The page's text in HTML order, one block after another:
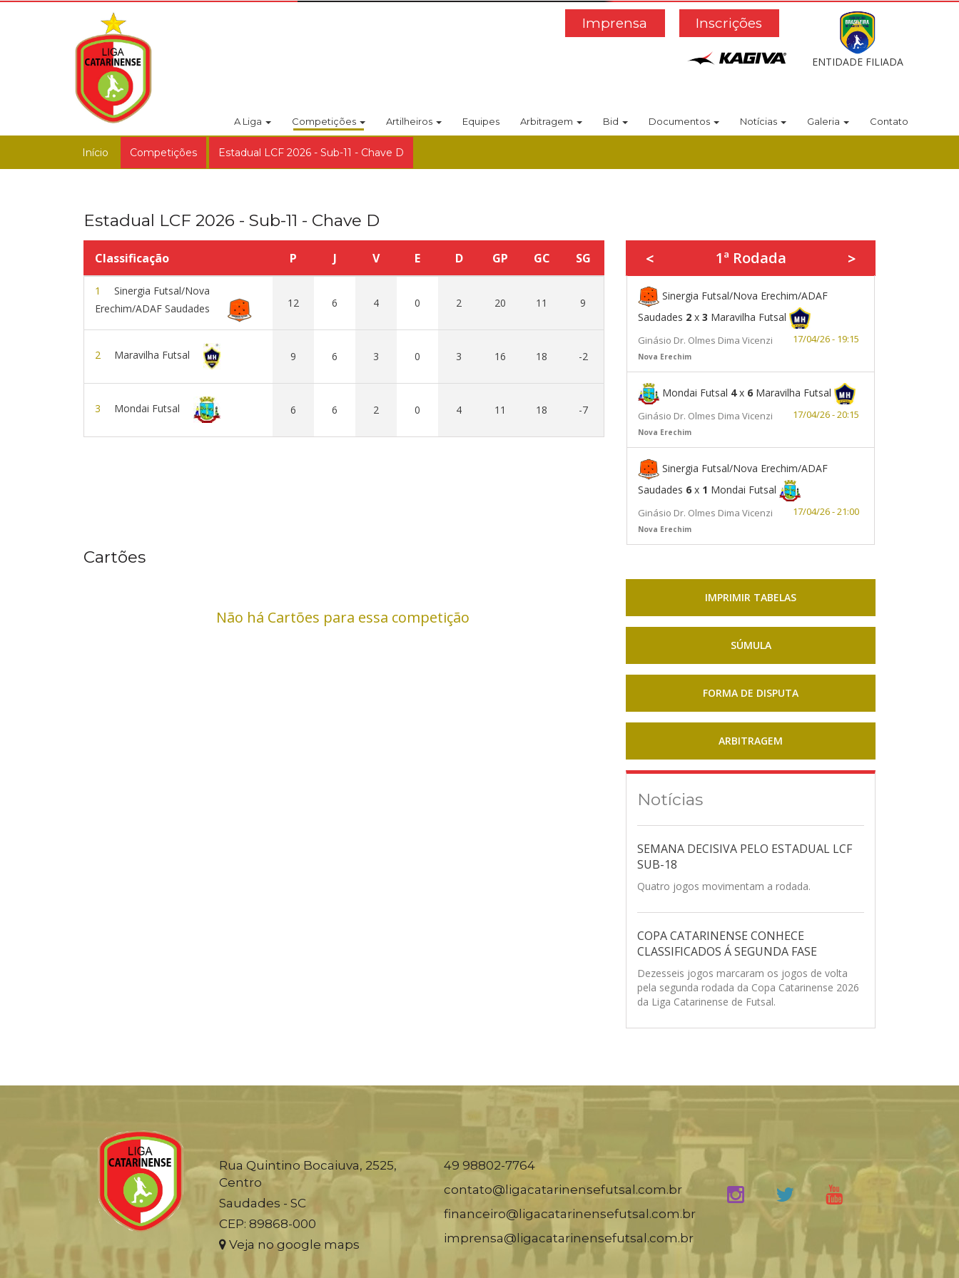
Inscrições
Imprensa
ENTIDADE FILIADA
A Liga Competições Artilheiros Equipes Arbitragem Bid Documentos Notícias Galeria Contato
Início Competições Estadual LCF 2026 - Sub-11 - Chave D
Estadual LCF 2026 - Sub-11 - Chave D
Classificação P J V E D GP GC SG
1
Sinergia Futsal/Nova
Erechim/ADAF Saudades
12 6 4 0 2 20 11 9
2 Maravilha Futsal 9 6 3 0 3 16 18 -2
3 Mondai Futsal 6 6 2 0 4 11 18 -7
< 1ª Rodada >
Sinergia Futsal/Nova Erechim/ADAF
Saudades 2 x 3 Maravilha Futsal
Ginásio Dr. Olmes Dima Vicenzi
Nova Erechim
17/04/26 - 19:15
Mondai Futsal 4x 6 Maravilha Futsal
Ginásio Dr. Olmes Dima Vicenzi
Nova Erechim
17/04/26 - 20:15
Sinergia Futsal/Nova Erechim/ADAF
Saudades 6 x 1 Mondai Futsal
Ginásio Dr. Olmes Dima Vicenzi
Nova Erechim
17/04/26 - 21:00
Cartões
Não há Cartões para essa competição
IMPRIMIR TABELAS
SÚMULA
FORMA DE DISPUTA
ARBITRAGEM
Notícias
SEMANA DECISIVA PELO ESTADUAL LCF
SUB-18
Quatro jogos movimentam a rodada.
COPA CATARINENSE CONHECE
CLASSIFICADOS Á SEGUNDA FASE
Dezesseis jogos marcaram os jogos de volta
pela segunda rodada da Copa Catarinense 2026
da Liga Catarinense de Futsal.
Rua Quintino Bocaiuva, 2525,
Centro
Saudades - SC
CEP: 89868-000
Veja no google maps
49 98802-7764
contato@ligacatarinensefutsal.com.br
financeiro@ligacatarinensefutsal.com.br
imprensa@ligacatarinensefutsal.com.br